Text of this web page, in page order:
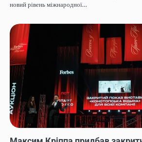
новий рівень міжнародної…